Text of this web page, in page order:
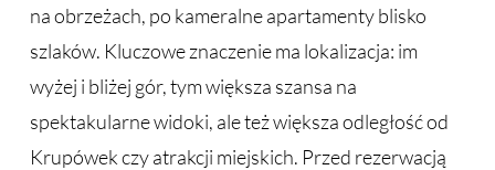
na obrzeżach, po kameralne apartamenty blisko
szlaków. Kluczowe znaczenie ma lokalizacja: im
wyżej i bliżej gór, tym większa szansa na
spektakularne widoki, ale też większa odległość od
Krupówek czy atrakcji miejskich. Przed rezerwacją